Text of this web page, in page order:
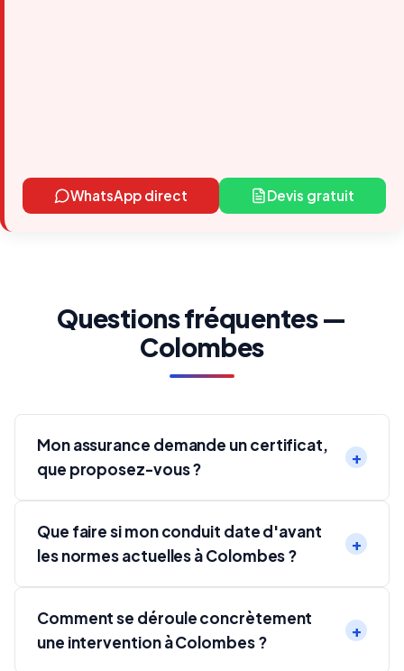
WhatsApp direct Devis gratuit
Questions fréquentes —
Colombes
Mon assurance demande un certificat,
que proposez-vous ?
Que faire si mon conduit date d'avant
les normes actuelles à Colombes ?
Comment se déroule concrètement
une intervention à Colombes ?